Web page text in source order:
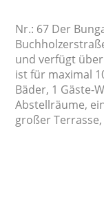
Nr.: 67 Der
und verfügt
ist für maximal
Bäder, 1 Gäste-
Abstellräume,
großer